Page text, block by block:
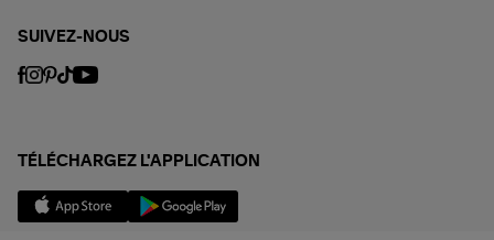
SUIVEZ-NOUS
TÉLÉCHARGEZ L'APPLICATION